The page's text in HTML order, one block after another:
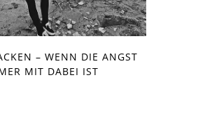
– WENN DIE ANGST
MIT DABEI IST